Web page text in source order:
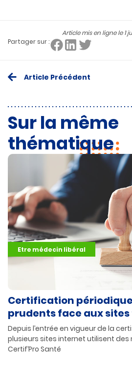
Article mis en ligne le 1
Partager sur :
Article Précédent
Sur la même
thématique
Certification périodique
prudents face aux
Depuis l’entrée en vigueur de la
plusieurs sites internet utilisent des
Certif’Pro Santé
Etre médecin libéral